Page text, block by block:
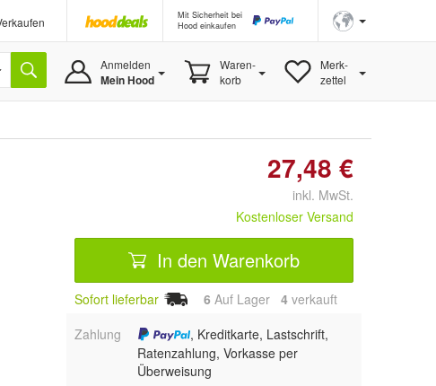
Mit Sicherheit bei
Hood einkaufen
Anmelden
Mein Hood
Waren-
korb
Merk-
zettel
27,48 €
inkl. MwSt.
Kostenloser Versand
In den Warenkorb
Sofort lieferbar 6 Auf Lager 4 verkauft
Zahlung
, Kreditkarte, Lastschrift,
Ratenzahlung, Vorkasse per
Überweisung